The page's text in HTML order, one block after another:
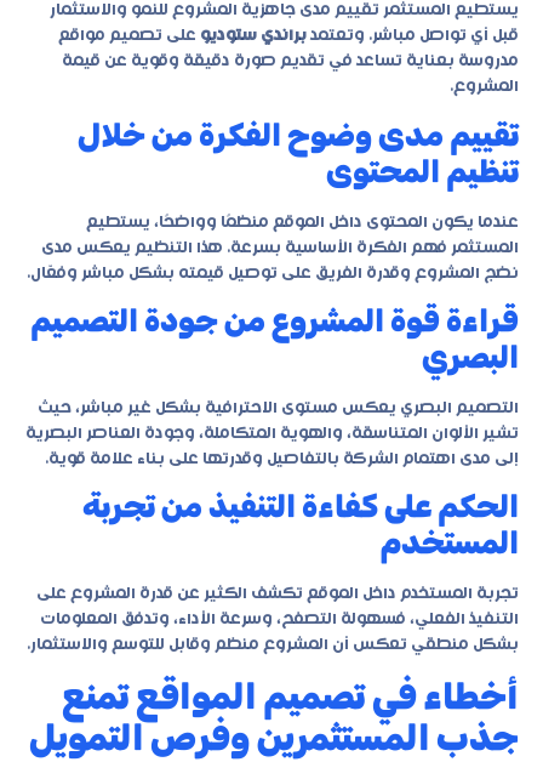
يستطيع المستثمر تقييم مدى جاهزية المشروع للنمو والاستثمار
قبل أي تواصل مباشر. وتعتمد براندي ستوديو على تصميم مواقع
مدروسة بعناية تساعد في تقديم صورة دقيقة وقوية عن قيمة
المشروع.
تقييم مدى وضوح الفكرة من خلال
تنظيم المحتوى
عندما يكون المحتوى داخل الموقع منظمًا وواضحًا، يستطيع
المستثمر فهم الفكرة الأساسية بسرعة. هذا التنظيم يعكس مدى
نضج المشروع وقدرة الفريق على توصيل قيمته بشكل مباشر وفعّال.
قراءة قوة المشروع من جودة التصميم
البصري
التصميم البصري يعكس مستوى الاحترافية بشكل غير مباشر، حيث
تشير الألوان المتناسقة، والهوية المتكاملة، وجودة العناصر البصرية
إلى مدى اهتمام الشركة بالتفاصيل وقدرتها على بناء علامة قوية.
الحكم على كفاءة التنفيذ من تجربة
المستخدم
تجربة المستخدم داخل الموقع تكشف الكثير عن قدرة المشروع على
التنفيذ الفعلي، فسهولة التصفح، وسرعة الأداء، وتدفق المعلومات
بشكل منطقي تعكس أن المشروع منظم وقابل للتوسع والاستثمار.
أخطاء في تصميم المواقع تمنع
جذب المستثمرين وفرص التمويل